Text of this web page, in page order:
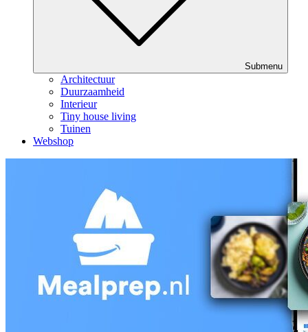
Submenu
Architectuur
Duurzaamheid
Interieur
Tiny house living
Tuinen
Webshop